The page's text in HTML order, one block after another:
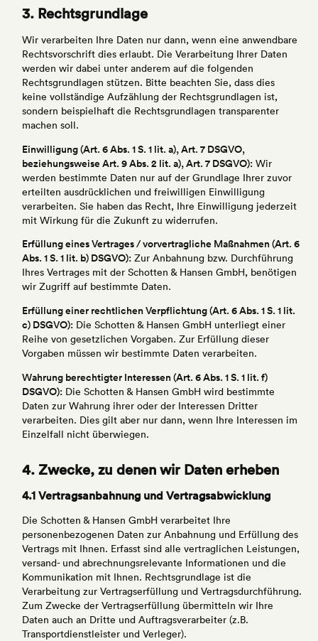
3. Rechtsgrundlage
Wir verarbeiten Ihre Daten nur dann, wenn eine anwendbare
Rechtsvorschrift dies erlaubt. Die Verarbeitung Ihrer Daten
werden wir dabei unter anderem auf die folgenden
Rechtsgrundlagen stützen. Bitte beachten Sie, dass dies
keine vollständige Aufzählung der Rechtsgrundlagen ist,
sondern beispielhaft die Rechtsgrundlagen transparenter
machen soll.
Einwilligung (Art. 6 Abs. 1 S. 1 lit. a), Art. 7 DSGVO,
beziehungsweise Art. 9 Abs. 2 lit. a), Art. 7 DSGVO):Wir
werden bestimmte Daten nur auf der Grundlage Ihrer zuvor
erteilten ausdrücklichen und freiwilligen Einwilligung
verarbeiten. Sie haben das Recht, Ihre Einwilligung jederzeit
mit Wirkung für die Zukunft zu widerrufen.
Erfüllung eines Vertrages / vorvertragliche Maßnahmen (Art. 6
Abs. 1 S. 1 lit. b) DSGVO):Zur Anbahnung bzw. Durchführung
Ihres Vertrages mit der Schotten & Hansen GmbH, benötigen
wir Zugriff auf bestimmte Daten.
Erfüllung einer rechtlichen Verpflichtung (Art. 6 Abs. 1 S. 1 lit.
c) DSGVO):Die Schotten & Hansen GmbH unterliegt einer
Reihe von gesetzlichen Vorgaben. Zur Erfüllung dieser
Vorgaben müssen wir bestimmte Daten verarbeiten.
Wahrung berechtigter Interessen (Art. 6 Abs. 1 S. 1 lit. f)
DSGVO):Die Schotten & Hansen GmbH wird bestimmte
Daten zur Wahrung ihrer oder der Interessen Dritter
verarbeiten. Dies gilt aber nur dann, wenn Ihre Interessen im
Einzelfall nicht überwiegen.
4. Zwecke, zu denen wir Daten erheben
4.1 Vertragsanbahnung und Vertragsabwicklung
Die Schotten & Hansen GmbH verarbeitet Ihre
personenbezogenen Daten zur Anbahnung und Erfüllung des
Vertrags mit Ihnen. Erfasst sind alle vertraglichen Leistungen,
versand- und abrechnungsrelevante Informationen und die
Kommunikation mit Ihnen. Rechtsgrundlage ist die
Verarbeitung zur Vertragserfüllung und Vertragsdurchführung.
Zum Zwecke der Vertragserfüllung übermitteln wir Ihre
Daten auch an Dritte und Auftragsverarbeiter (z.B.
Transportdienstleister und Verleger).